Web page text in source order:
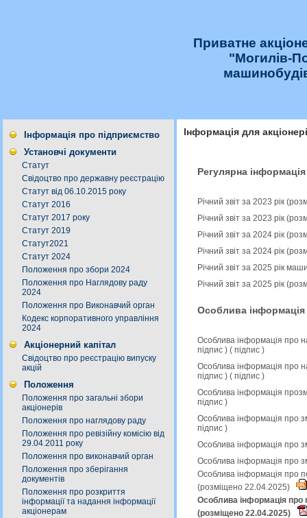
Приватне
"Могилів-
Інформація про підприємство
Установчі документи
Статут
Свідоцтво про державну реєстрацію
Статут від 06.10.2015 року
Статут 2016
Статут 2017 року
Статут 2019
Статут2021
Статут 2024
Положення про збори 2024
Положення про Наглядову раду
2024
Положення про Виконавчий орган
Кодекс корпоративного управління
2024
Акціонерний капітал
Свідоцтво про реєстрацію випуску
акцій
Положення
Положення про загальні збори
акціонерів
Положення про наглядову раду
Положення про ревізійну комісію від
29.04.2011 року
Положення про виконавчий орган
Положення про зберігання
документів
Положення про розкриття
інформації та надання інформації
акціонерам
Інформація для
Регулярна інформація
Річний звіт за 2023 рік
Річний звіт за 2023 рік
Річний звіт за 2024 рік
Річний звіт за 2024 рік
Річний звіт за 2025 рік
Річний звіт за 2025 рік
Особлива інформація
Особлива інформація про
підпис ) ( підпис )
Особлива інформація про
підпис ) ( підпис )
Особлива інформація
підпис )
Особлива інформація про
підпис )
Особлива інформація про
Особлива інформація про
Особлива інформація про
(розміщено 22.04.2025)
Особлива інформація про
(розміщено 22.04.2025)